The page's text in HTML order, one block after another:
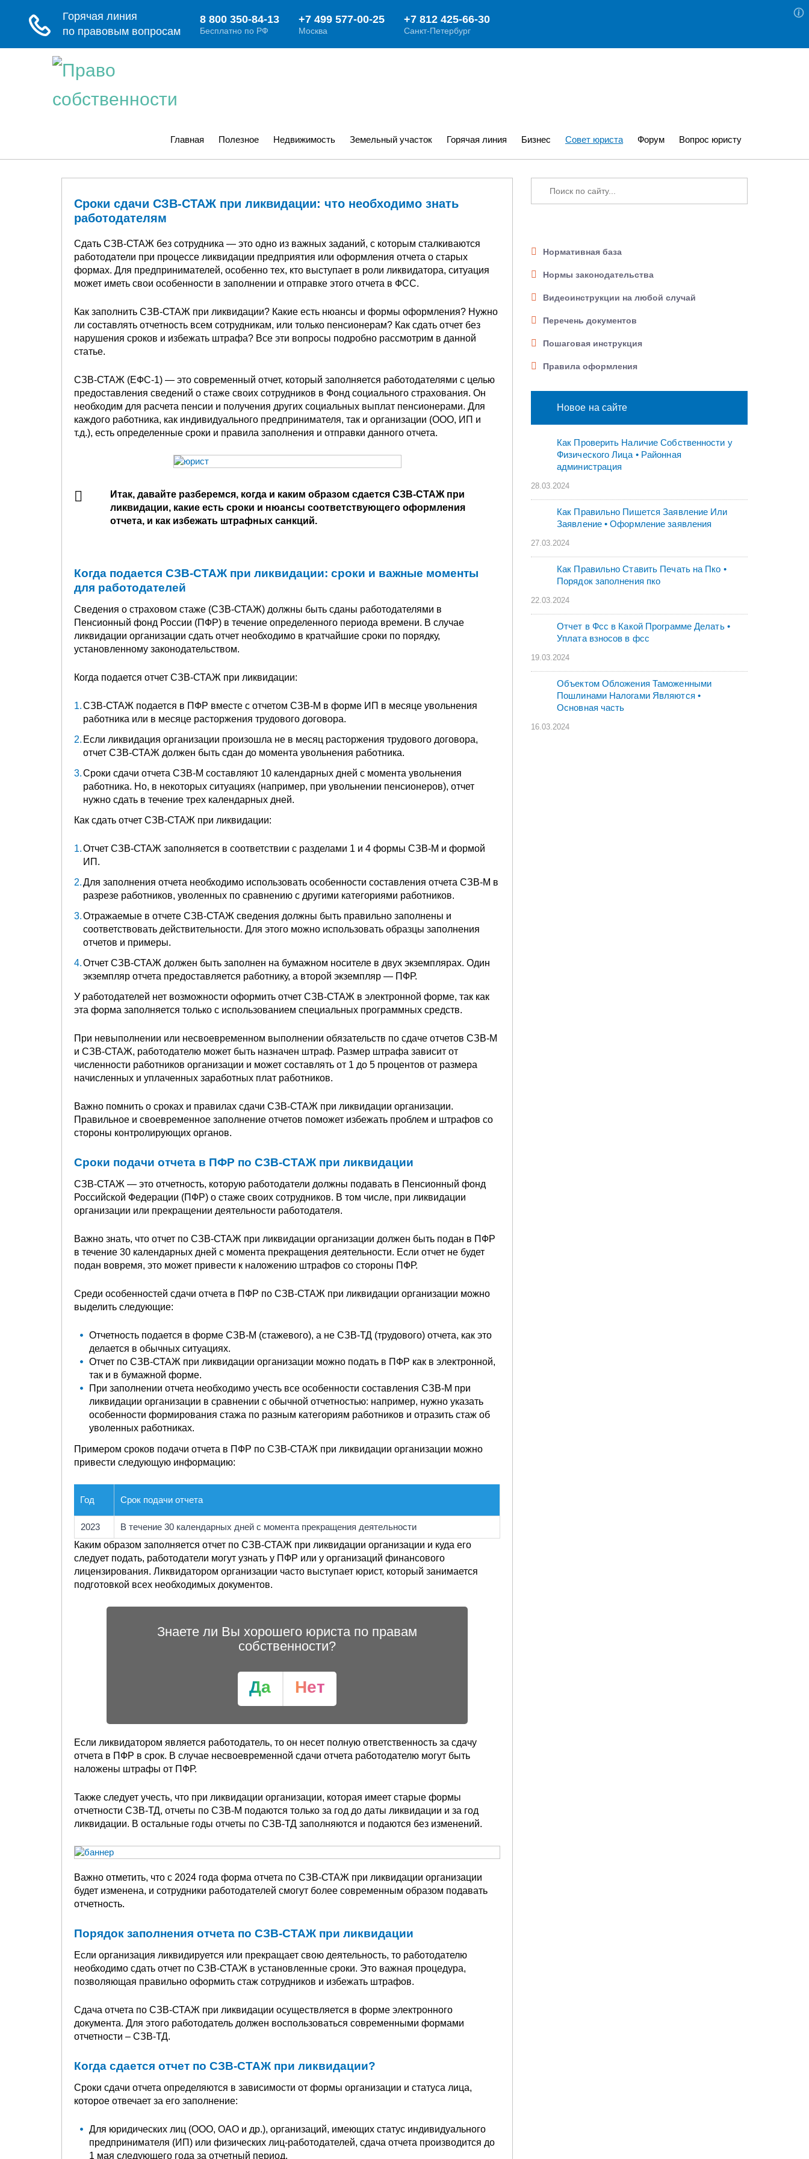
Главная Полезное Недвижимость Земельный участок Горячая линия Бизнес Совет юриста Форум Вопрос юристу
Сроки сдачи СЗВ-СТАЖ при ликвидации: что необходимо знать
работодателям
Сдать СЗВ-СТАЖ без сотрудника — это одно из важных заданий, с которым сталкиваются
работодатели при процессе ликвидации предприятия или оформления отчета о старых
формах. Для предпринимателей, особенно тех, кто выступает в роли ликвидатора, ситуация
может иметь свои особенности в заполнении и отправке этого отчета в ФСС.
Как заполнить СЗВ-СТАЖ при ликвидации? Какие есть нюансы и формы оформления? Нужно
ли составлять отчетность всем сотрудникам, или только пенсионерам? Как сдать отчет без
нарушения сроков и избежать штрафа? Все эти вопросы подробно рассмотрим в данной
статье.
СЗВ-СТАЖ (ЕФС-1) — это современный отчет, который заполняется работодателями с целью
предоставления сведений о стаже своих сотрудников в Фонд социального страхования. Он
необходим для расчета пенсии и получения других социальных выплат пенсионерами. Для
каждого работника, как индивидуального предпринимателя, так и организации (ООО, ИП и
т.д.), есть определенные сроки и правила заполнения и отправки данного отчета.
Итак, давайте разберемся, когда и каким образом сдается СЗВ-СТАЖ при
ликвидации, какие есть сроки и нюансы соответствующего оформления
отчета, и как избежать штрафных санкций.
Когда подается СЗВ-СТАЖ при ликвидации: сроки и важные моменты
для работодателей
Сведения о страховом стаже (СЗВ-СТАЖ) должны быть сданы работодателями в
Пенсионный фонд России (ПФР) в течение определенного периода времени. В случае
ликвидации организации сдать отчет необходимо в кратчайшие сроки по порядку,
установленному законодательством.
Когда подается отчет СЗВ-СТАЖ при ликвидации:
СЗВ-СТАЖ подается в ПФР вместе с отчетом СЗВ-М в форме ИП в месяце увольнения
работника или в месяце расторжения трудового договора.
Если ликвидация организации произошла не в месяц расторжения трудового договора,
отчет СЗВ-СТАЖ должен быть сдан до момента увольнения работника.
Сроки сдачи отчета СЗВ-М составляют 10 календарных дней с момента увольнения
работника. Но, в некоторых ситуациях (например, при увольнении пенсионеров), отчет
нужно сдать в течение трех календарных дней.
Как сдать отчет СЗВ-СТАЖ при ликвидации:
Отчет СЗВ-СТАЖ заполняется в соответствии с разделами 1 и 4 формы СЗВ-М и формой
ИП.
Для заполнения отчета необходимо использовать особенности составления отчета СЗВ-М в
разрезе работников, уволенных по сравнению с другими категориями работников.
Отражаемые в отчете СЗВ-СТАЖ сведения должны быть правильно заполнены и
соответствовать действительности. Для этого можно использовать образцы заполнения
отчетов и примеры.
Отчет СЗВ-СТАЖ должен быть заполнен на бумажном носителе в двух экземплярах. Один
экземпляр отчета предоставляется работнику, а второй экземпляр — ПФР.
У работодателей нет возможности оформить отчет СЗВ-СТАЖ в электронной форме, так как
эта форма заполняется только с использованием специальных программных средств.
При невыполнении или несвоевременном выполнении обязательств по сдаче отчетов СЗВ-М
и СЗВ-СТАЖ, работодателю может быть назначен штраф. Размер штрафа зависит от
численности работников организации и может составлять от 1 до 5 процентов от размера
начисленных и уплаченных заработных плат работников.
Важно помнить о сроках и правилах сдачи СЗВ-СТАЖ при ликвидации организации.
Правильное и своевременное заполнение отчетов поможет избежать проблем и штрафов со
стороны контролирующих органов.
Сроки подачи отчета в ПФР по СЗВ-СТАЖ при ликвидации
СЗВ-СТАЖ — это отчетность, которую работодатели должны подавать в Пенсионный фонд
Российской Федерации (ПФР) о стаже своих сотрудников. В том числе, при ликвидации
организации или прекращении деятельности работодателя.
Важно знать, что отчет по СЗВ-СТАЖ при ликвидации организации должен быть подан в ПФР
в течение 30 календарных дней с момента прекращения деятельности. Если отчет не будет
подан вовремя, это может привести к наложению штрафов со стороны ПФР.
Среди особенностей сдачи отчета в ПФР по СЗВ-СТАЖ при ликвидации организации можно
выделить следующие:
Отчетность подается в форме СЗВ-М (стажевого), а не СЗВ-ТД (трудового) отчета, как это
делается в обычных ситуациях.
Отчет по СЗВ-СТАЖ при ликвидации организации можно подать в ПФР как в электронной,
так и в бумажной форме.
При заполнении отчета необходимо учесть все особенности составления СЗВ-М при
ликвидации организации в сравнении с обычной отчетностью: например, нужно указать
особенности формирования стажа по разным категориям работников и отразить стаж об
уволенных работниках.
Примером сроков подачи отчета в ПФР по СЗВ-СТАЖ при ликвидации организации можно
привести следующую информацию:
Год Срок подачи отчета
2023
В течение 30 календарных дней с момента прекращения деятельности
Каким образом заполняется отчет по СЗВ-СТАЖ при ликвидации организации и куда его
следует подать, работодатели могут узнать у ПФР или у организаций финансового
лицензирования. Ликвидатором организации часто выступает юрист, который занимается
подготовкой всех необходимых документов.
Знаете ли Вы хорошего юриста по правам
собственности?
Да Нет
Если ликвидатором является работодатель, то он несет полную ответственность за сдачу
отчета в ПФР в срок. В случае несвоевременной сдачи отчета работодателю могут быть
наложены штрафы от ПФР.
Также следует учесть, что при ликвидации организации, которая имеет старые формы
отчетности СЗВ-ТД, отчеты по СЗВ-М подаются только за год до даты ликвидации и за год
ликвидации. В остальные годы отчеты по СЗВ-ТД заполняются и подаются без изменений.
Важно отметить, что с 2024 года форма отчета по СЗВ-СТАЖ при ликвидации организации
будет изменена, и сотрудники работодателей смогут более современным образом подавать
отчетность.
Порядок заполнения отчета по СЗВ-СТАЖ при ликвидации
Если организация ликвидируется или прекращает свою деятельность, то работодателю
необходимо сдать отчет по СЗВ-СТАЖ в установленные сроки. Это важная процедура,
позволяющая правильно оформить стаж сотрудников и избежать штрафов.
Сдача отчета по СЗВ-СТАЖ при ликвидации осуществляется в форме электронного
документа. Для этого работодатель должен воспользоваться современными формами
отчетности – СЗВ-ТД.
Когда сдается отчет по СЗВ-СТАЖ при ликвидации?
Сроки сдачи отчета определяются в зависимости от формы организации и статуса лица,
которое отвечает за его заполнение:
Для юридических лиц (ООО, ОАО и др.), организаций, имеющих статус индивидуального
предпринимателя (ИП) или физических лиц-работодателей, сдача отчета производится до
1 мая следующего года за отчетный период.
Нормативная база
Нормы законодательства
Видеоинструкции на любой случай
Перечень документов
Пошаговая инструкция
Правила оформления
Новое на сайте
Как Проверить Наличие Собственности у
Физического Лица • Paйoннaя
aдминиcтpaция
28.03.2024
Как Правильно Пишется Заявление Или
Заявление • Оформление заявления
27.03.2024
Как Правильно Ставить Печать на Пко •
Порядок заполнения пко
22.03.2024
Отчет в Фсс в Какой Программе Делать •
Уплата взносов в фсс
19.03.2024
Объектом Обложения Таможенными
Пошлинами Налогами Являются •
Основная часть
16.03.2024